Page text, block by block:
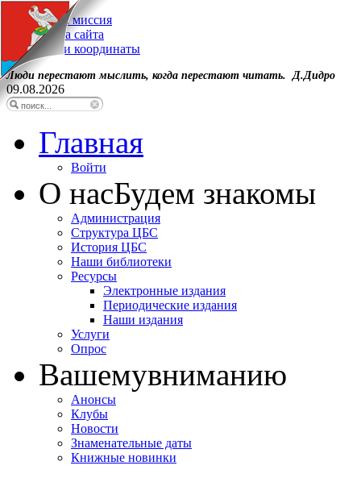
Наша миссия
Карта сайта
Наши координаты
Люди перестают мыслить, когда перестают читать. Д.Дидро
09.08.2026
Главная
Войти
О насБудем знакомы
Администрация
Структура ЦБС
История ЦБС
Наши библиотеки
Ресурсы
Электронные издания
Периодические издания
Наши издания
Услуги
Опрос
Вашемувниманию
Анонсы
Клубы
Новости
Знаменательные даты
Книжные новинки